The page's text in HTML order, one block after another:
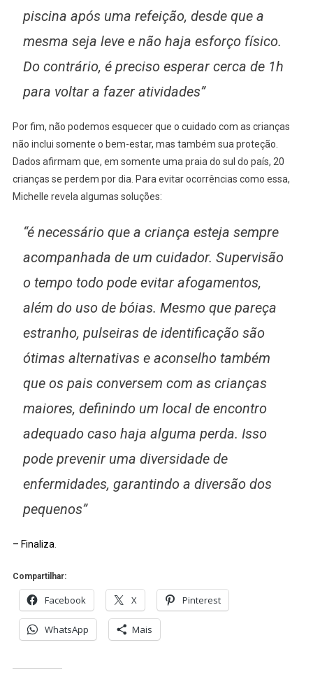
piscina após uma refeição, desde que a
mesma seja leve e não haja esforço físico.
Do contrário, é preciso esperar cerca de 1h
para voltar a fazer atividades”
Por fim, não podemos esquecer que o cuidado com as crianças
não inclui somente o bem-estar, mas também sua proteção.
Dados afirmam que, em somente uma praia do sul do país, 20
crianças se perdem por dia. Para evitar ocorrências como essa,
Michelle revela algumas soluções:
“é necessário que a criança esteja sempre
acompanhada de um cuidador. Supervisão
o tempo todo pode evitar afogamentos,
além do uso de bóias. Mesmo que pareça
estranho, pulseiras de identificação são
ótimas alternativas e aconselho também
que os pais conversem com as crianças
maiores, definindo um local de encontro
adequado caso haja alguma perda. Isso
pode prevenir uma diversidade de
enfermidades, garantindo a diversão dos
pequenos”
– Finaliza
Compartilhar:
Facebook X Pinterest
WhatsApp Mais